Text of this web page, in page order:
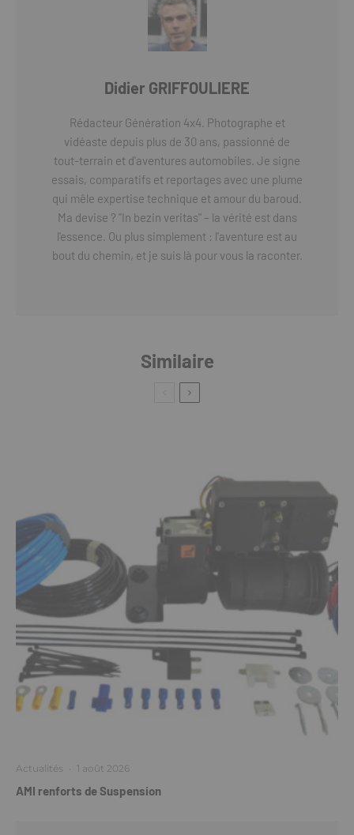
Didier GRIFFOULIERE
Rédacteur Génération 4x4. Photographe et
vidéaste depuis plus de 30 ans, passionné de
tout-terrain et d'aventures automobiles. Je signe
essais, comparatifs et reportages avec une plume
qui mêle expertise technique et amour du baroud.
Ma devise ? "In bezin veritas" – la vérité est dans
l'essence. Ou plus simplement : l'aventure est au
bout du chemin, et je suis là pour vous la raconter.
Similaire
Actualités · 1 août 2026
AMI renforts de Suspension